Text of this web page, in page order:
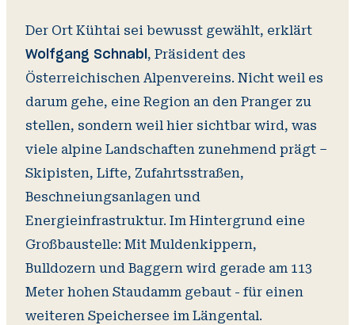
Der Ort Kühtai sei bewusst gewählt, erklärt
Wolfgang Schnabl , Präsident des
Österreichischen Alpenvereins. Nicht weil es
darum gehe, eine Region an den Pranger zu
stellen, sondern weil hier sichtbar wird, was
viele alpine Landschaften zunehmend prägt –
Skipisten, Lifte, Zufahrtsstraßen,
Beschneiungsanlagen und
Energieinfrastruktur. Im Hintergrund eine
Großbaustelle: Mit Muldenkippern,
Bulldozern und Baggern wird gerade am 113
Meter hohen Staudamm gebaut - für einen
weiteren Speichersee im Längental.